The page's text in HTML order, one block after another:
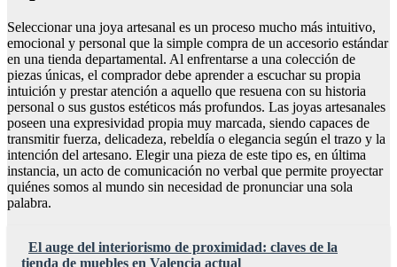
Seleccionar una joya artesanal es un proceso mucho más intuitivo,
emocional y personal que la simple compra de un accesorio estándar
en una tienda departamental. Al enfrentarse a una colección de
piezas únicas, el comprador debe aprender a escuchar su propia
intuición y prestar atención a aquello que resuena con su historia
personal o sus gustos estéticos más profundos. Las joyas artesanales
poseen una expresividad propia muy marcada, siendo capaces de
transmitir fuerza, delicadeza, rebeldía o elegancia según el trazo y la
intención del artesano. Elegir una pieza de este tipo es, en última
instancia, un acto de comunicación no verbal que permite proyectar
quiénes somos al mundo sin necesidad de pronunciar una sola
palabra.
El auge del interiorismo de proximidad: claves de la
tienda de muebles en Valencia actual